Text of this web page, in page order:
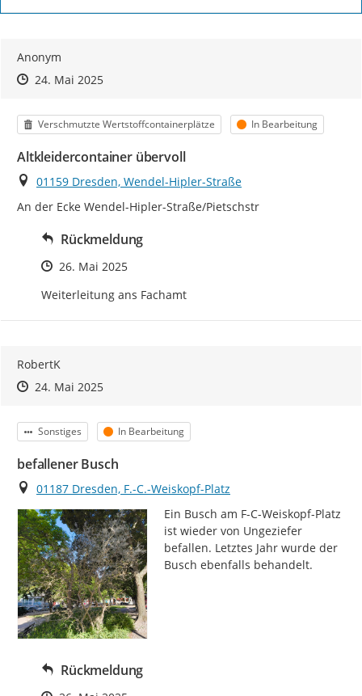
Anonym
Zeitpunkt des Erstellens
Zeitpunkt des Erstellens
24. Mai 2025Zur Äußerung
Kategorie
Verschmutzte Wertstoffcontainerplätze Status
In Bearbeitung
Altkleidercontainer übervoll
Ort
01159 Dresden, Wendel-Hipler-Straße
An der Ecke Wendel-Hipler-Straße/Pietschstr
Rückmeldung
Zeitpunkt des Erstellens
26. Mai 2025
Weiterleitung ans Fachamt
RobertK
Zeitpunkt des Erstellens
Zeitpunkt des Erstellens
24. Mai 2025Zur Äußerung
Kategorie
Sonstiges Status
In Bearbeitung
befallener Busch
Ort
01187 Dresden, F.-C.-Weiskopf-Platz
Ein Busch am F-C-Weiskopf-Platz
ist wieder von Ungeziefer
befallen. Letztes Jahr wurde der
Busch ebenfalls behandelt.
Rückmeldung